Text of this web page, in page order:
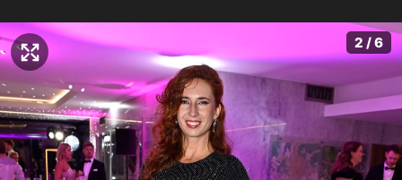
2 / 6